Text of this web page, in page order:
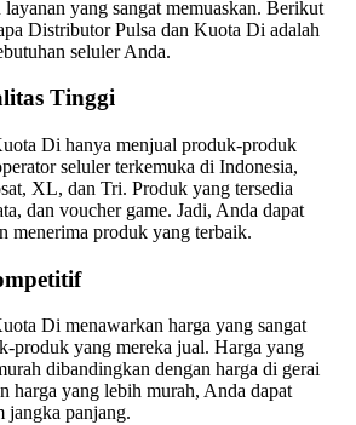
yang sangat memuaskan. Berikut
Distributor Pulsa dan Kuota Di adalah
seluler Anda.
Tinggi
Di hanya menjual produk-produk
seluler terkemuka di Indonesia,
XL, dan Tri. Produk yang tersedia
dan voucher game. Jadi, Anda dapat
menerima produk yang terbaik.
Di menawarkan harga yang sangat
produk yang mereka jual. Harga yang
dibandingkan dengan harga di gerai
harga yang lebih murah, Anda dapat
jangka panjang.